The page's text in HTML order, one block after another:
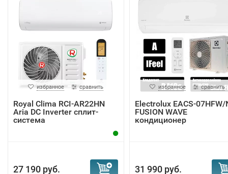
избранное сравнить
Royal Clima RCI-AR22HN
Aria DC Inverter сплит-
система
27 190 руб.
избранное сравнить
Electrolux EACS-07HFW/
FUSION WAVE
кондиционер
31 990 руб.